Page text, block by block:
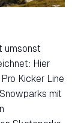
umsonst
Hier
Kicker Line
mit